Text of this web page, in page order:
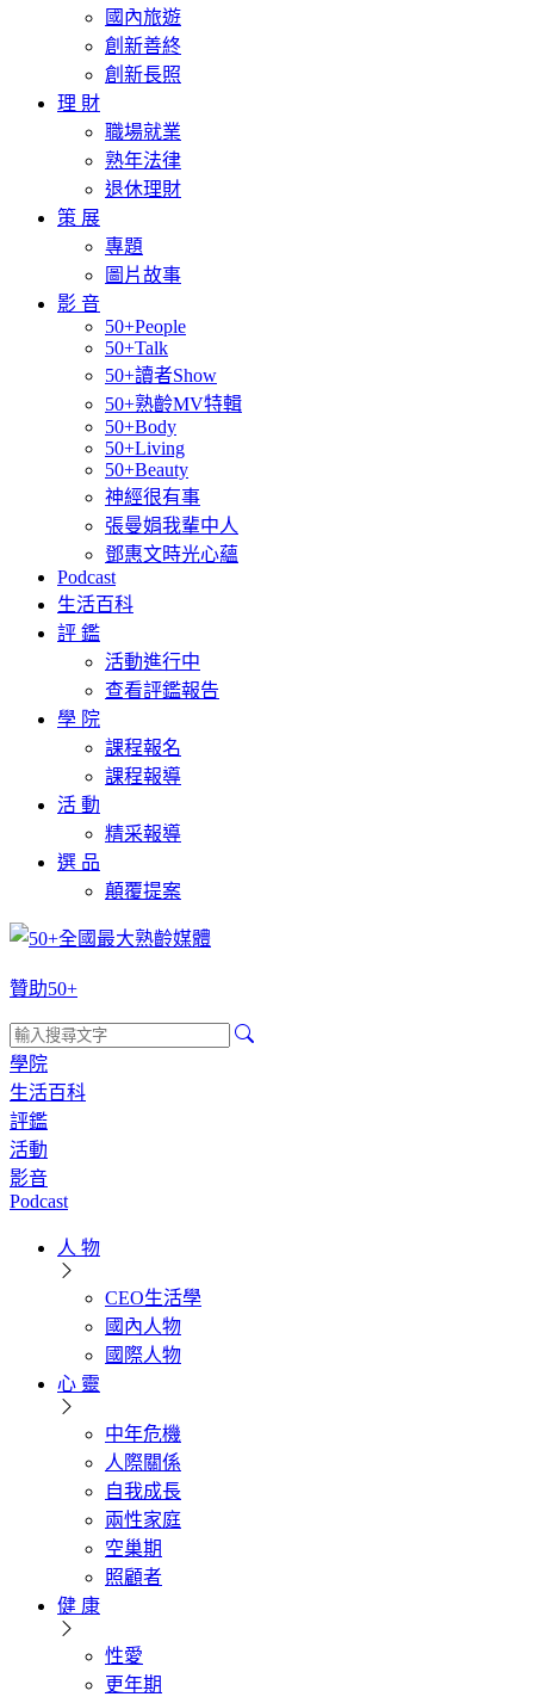
國內旅遊
創新善終
創新長照
理 財
職場就業
熟年法律
退休理財
策 展
專題
圖片故事
影 音
50+People
50+Talk
50+讀者Show
50+熟齡MV特輯
50+Body
50+Living
50+Beauty
神經很有事
張曼娟我輩中人
鄧惠文時光心蘊
Podcast
生活百科
評 鑑
活動進行中
查看評鑑報告
學 院
課程報名
課程報導
活 動
精采報導
選 品
顛覆提案
贊助50+
學院
生活百科
評鑑
活動
影音
Podcast
人 物
CEO生活學
國內人物
國際人物
心 靈
中年危機
人際關係
自我成長
兩性家庭
空巢期
照顧者
健 康
性愛
更年期